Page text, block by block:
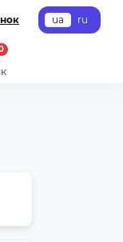
ua ru